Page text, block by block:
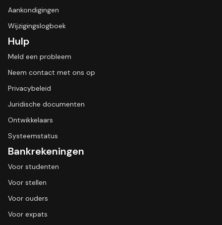
Aankondigingen
Wijzigingslogboek
Hulp
Meld een probleem
Neem contact met ons op
Privacybeleid
Juridische documenten
Ontwikkelaars
Systeemstatus
Bankrekeningen
Voor studenten
Voor stellen
Voor ouders
Voor expats